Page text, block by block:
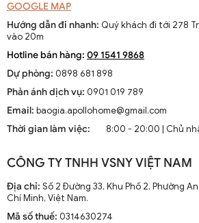
GOOGLE MAP
Hướng dẫn đi nhanh: Quý khách đi tới 278
vào 20m
Hotline bán hàng: 09 1541 9868
Dự phòng: 0898 681 898
Phản ánh dịch vụ: 0901 019 789
Email: baogia.apollohome@gmail.com
Thời gian làm việc:
8:00 - 20:00 | Chủ
CÔNG TY TNHH VSNY VIỆT NAM
Địa chỉ: Số 2 Đường 33, Khu Phố 2, Phường
Chí Minh, Việt Nam.
Mã số thuế: 0314630274